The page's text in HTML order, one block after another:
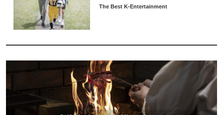
The Best K-Entertainment